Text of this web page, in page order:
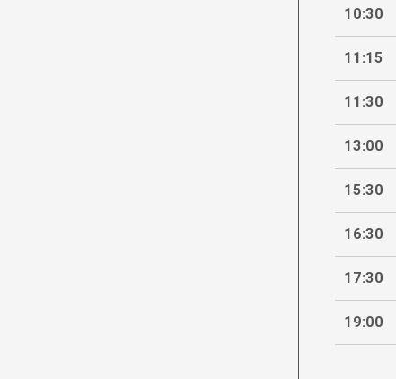
10:30
11:15
11:30
13:00
15:30
16:30
17:30
19:00